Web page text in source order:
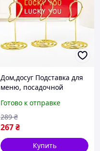
Дом,досуг Подставка для
меню, посадочной
Перчики Leeseph 6шт
золотые D8
Готово к отправке
267₴
289 ₴
Купить